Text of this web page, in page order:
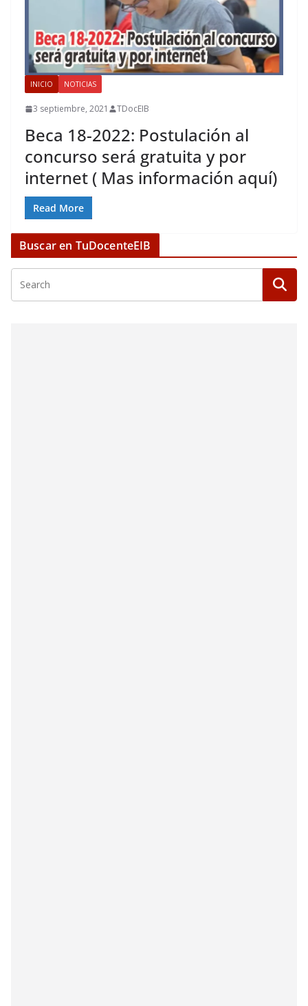
INICIO NOTICIAS
3 septiembre, 2021 TDocEIB
Beca 18-2022: Postulación al
concurso será gratuita y por
internet ( Mas información aquí)
Read More
Buscar en TuDocenteEIB